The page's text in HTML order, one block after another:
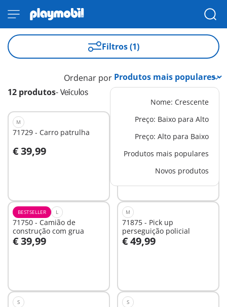
Filtros (1)
12 produtos- Veículos
Ordenar por
Nome: Crescente
Preço: Baixo para Alto
Preço: Alto para Baixo
Produtos mais populares
Novos produtos
M
71729 - Carro patrulha
€ 39,99
Ao carrinho
71749 - Escavadora grande
€ 49,99
Ao carrinho
BESTSELLER L
71750 - Camião de
construção com grua
€ 39,99
Ao carrinho
M
71875 - Pick up
perseguição policial
€ 49,99
Ao carrinho
S S